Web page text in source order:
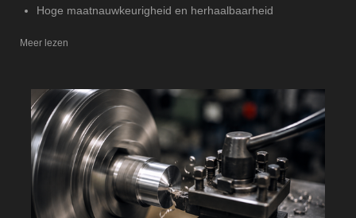
Hoge maatnauwkeurigheid en herhaalbaarheid
Meer lezen